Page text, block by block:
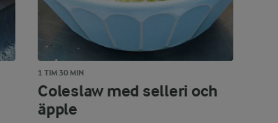
1 TIM 30 MIN
Coleslaw med selleri och
äpple